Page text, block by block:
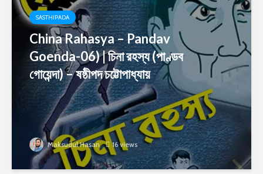
SASTHIPADA
China Rahasya – Pandav
Goenda-06) | চিনা রহস্য (পাণ্ডব
গোয়েন্দা) – ষষ্ঠীপদ চট্টোপাধ্যায়
Maksudul Hasan 16 views